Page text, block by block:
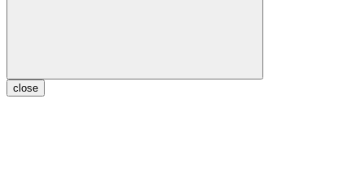
close